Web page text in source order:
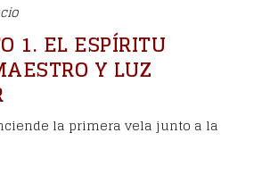
1. EL ESPÍRITU
Y LUZ
la primera vela junto a la